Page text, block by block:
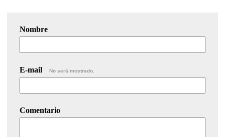
Nombre
E-mail No será mostrado.
Comentario